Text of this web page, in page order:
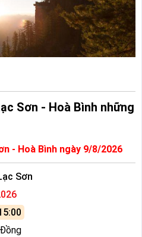
Sơn - Hoà Bình những
- Hoà Bình ngày 9/8/2026
Sơn